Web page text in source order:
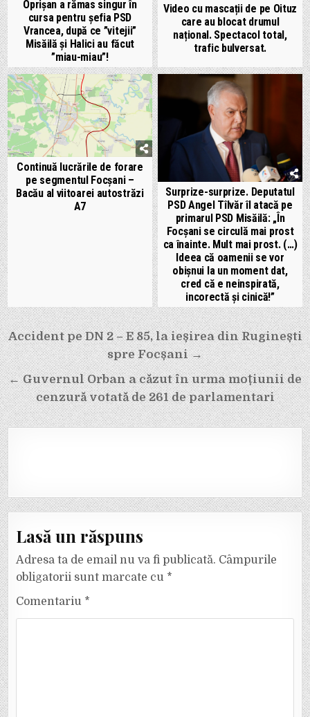
Oprișan a rămas singur în
cursa pentru șefia PSD
Vrancea, după ce ”vitejii”
Misăilă și Halici au făcut
”miau-miau”!
Video cu mascații de pe Oituz
care au blocat drumul
național. Spectacol total,
trafic bulversat.
Continuă lucrările de forare
pe segmentul Focșani –
Bacău al viitoarei autostrăzi
A7
Surprize-surprize. Deputatul
PSD Angel Tîlvăr îl atacă pe
primarul PSD Misăilă: „În
Focșani se circulă mai prost
ca înainte. Mult mai prost. (…)
Ideea că oamenii se vor
obișnui la un moment dat,
cred că e neinspirată,
incorectă și cinică!”
Navigare
în
articole
Accident pe DN 2 – E 85, la ieșirea din Ruginești
spre Focșani →
← Guvernul Orban a căzut în urma moțiunii de
cenzură votată de 261 de parlamentari
Lasă un răspuns
Adresa ta de email nu va fi publicată. Câmpurile
obligatorii sunt marcate cu *
Comentariu *